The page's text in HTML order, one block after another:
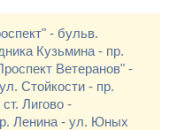
- бульв.
Кузьмина - пр.
Ветеранов" -
Стойкости - пр.
Лигово -
Ленина - ул. Юных